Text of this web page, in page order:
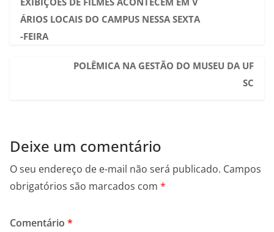
ÁRIOS LOCAIS DO CAMPUS NESSA SEXTA
-FEIRA
POLÊMICA NA GESTÃO DO MUSEU DA UF
SC
Deixe um comentário
O seu endereço de e-mail não será publicado. Campos
obrigatórios são marcados com *
Comentário *